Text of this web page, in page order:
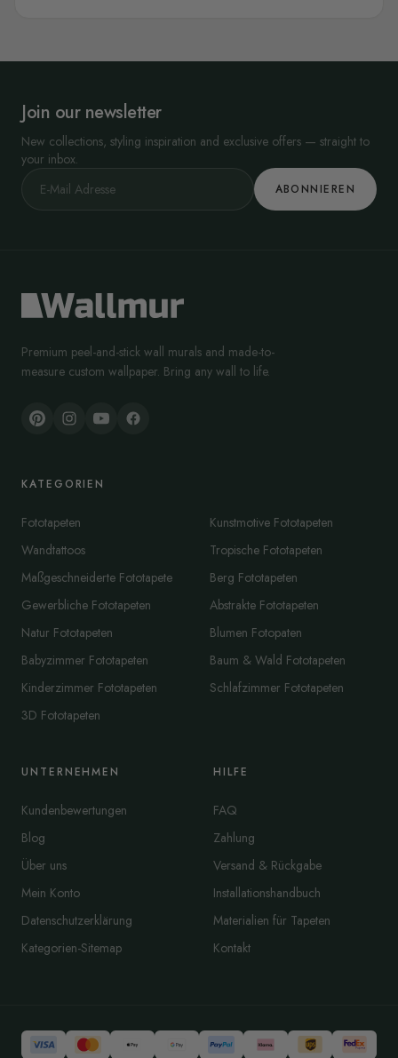
Join our newsletter
New collections, styling inspiration and exclusive offers — straight to
your inbox.
ABONNIEREN
Premium peel-and-stick wall murals and made-to-
measure custom wallpaper. Bring any wall to life.
KATEGORIEN
Fototapeten
Wandtattoos
Maßgeschneiderte Fototapete
Gewerbliche Fototapeten
Natur Fototapeten
Babyzimmer Fototapeten
Kinderzimmer Fototapeten
3D Fototapeten
Kunstmotive Fototapeten
Tropische Fototapeten
Berg Fototapeten
Abstrakte Fototapeten
Blumen Fotopaten
Baum & Wald Fototapeten
Schlafzimmer Fototapeten
UNTERNEHMEN
Kundenbewertungen
Blog
Über uns
Mein Konto
Datenschutzerklärung
Kategorien-Sitemap
HILFE
FAQ
Zahlung
Versand & Rückgabe
Installationshandbuch
Materialien für Tapeten
Kontakt